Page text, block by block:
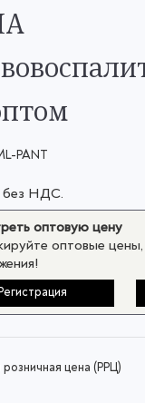
PANT
без НДС.
оптовую цену
оптовые
цена (РРЦ)